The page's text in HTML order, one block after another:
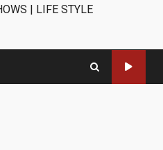
| LIFE STYLE